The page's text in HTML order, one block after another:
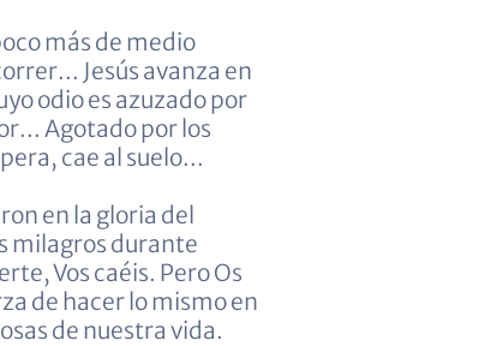
más de medio
Jesús avanza en
odio es azuzado por
Agotado por los
cae al suelo...
en la gloria del
milagros durante
Vos caéis. Pero Os
de hacer lo mismo en
de nuestra vida.